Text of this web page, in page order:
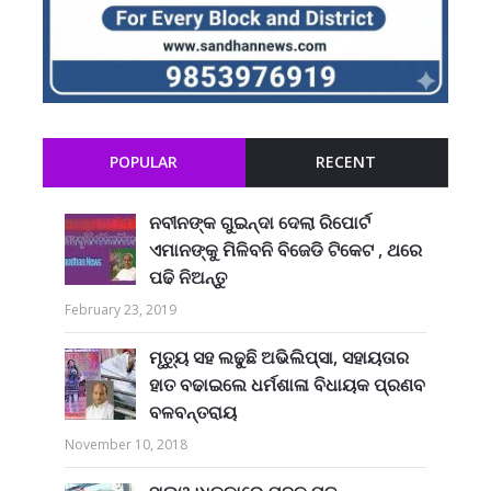
POPULAR RECENT
ନବୀନଙ୍କ ଗୁଇନ୍ଦା ଦେଲା ରିପୋର୍ଟ
ଏମାନଙ୍କୁ ମିଳିବନି ବିଜେଡି ଟିକେଟ , ଥରେ
ପଢି ନିଅନ୍ତୁ
February 23, 2019
ମୃତ୍ୟୁ ସହ ଲଢୁଛି ଅଭିଲିପ୍ସା, ସହାୟତାର
ହାତ ବଢାଇଲେ ଧର୍ମଶାଳା ବିଧାୟକ ପ୍ରଣବ
ବଳବନ୍ତରାୟ
November 10, 2018